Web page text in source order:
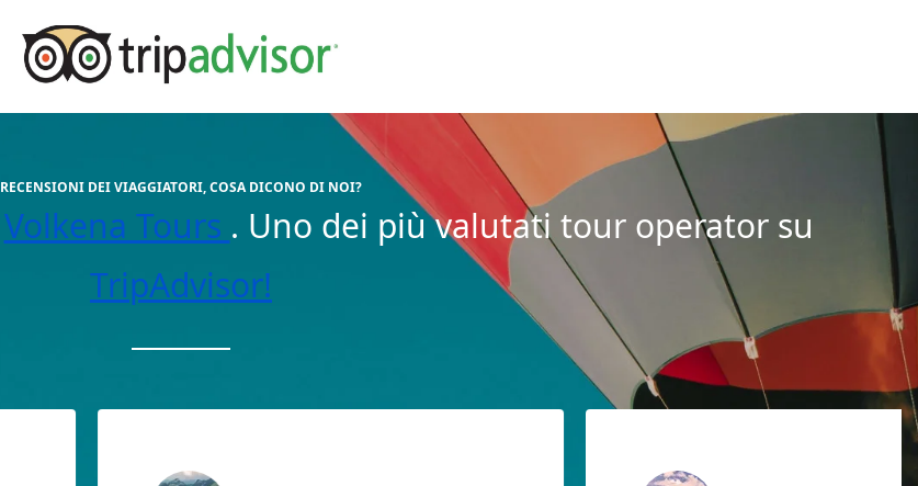
RECENSIONI DEI VIAGGIATORI, COSA DICONO DI NOI?
Volkena Tours . Uno dei più valutati tour operator su
TripAdvisor!